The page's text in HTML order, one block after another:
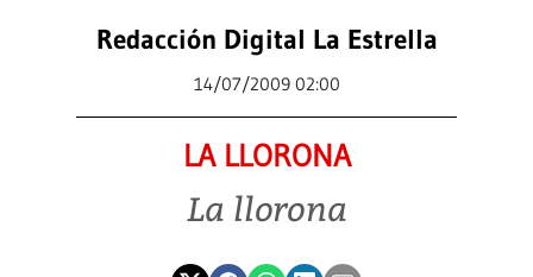
Redacción Digital La Estrella
14/07/2009 02:00
LA LLORONA
La llorona